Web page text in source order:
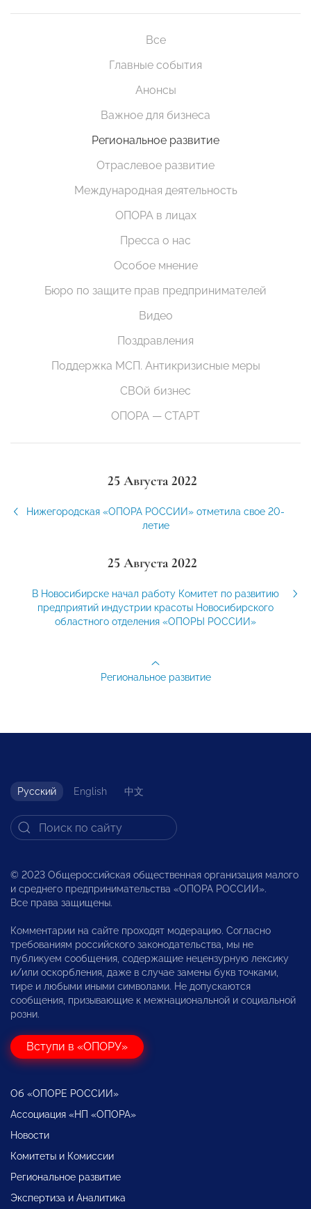
Все
Главные события
Анонсы
Важное для бизнеса
Региональное развитие
Отраслевое развитие
Международная деятельность
ОПОРА в лицах
Пресса о нас
Особое мнение
Бюро по защите прав предпринимателей
Видео
Поздравления
Поддержка МСП. Антикризисные меры
СВОй бизнес
ОПОРА — СТАРТ
25 Августа 2022
Нижегородская «ОПОРА РОССИИ» отметила свое 20-
летие
25 Августа 2022
В Новосибирске начал работу Комитет по развитию
предприятий индустрии красоты Новосибирского
областного отделения «ОПОРЫ РОССИИ»
Региональное развитие
Русский English 中文
© 2023 Общероссийская общественная организация малого
и среднего предпринимательства «ОПОРА РОССИИ».
Все права защищены.
Комментарии на сайте проходят модерацию. Согласно
требованиям российского законодательства, мы не
публикуем сообщения, содержащие нецензурную лексику
и/или оскорбления, даже в случае замены букв точками,
тире и любыми иными символами. Не допускаются
сообщения, призывающие к межнациональной и социальной
розни.
Вступи в «ОПОРУ»
Об «ОПОРЕ РОССИИ»
Ассоциация «НП «ОПОРА»
Новости
Комитеты и Комиссии
Региональное развитие
Экспертиза и Аналитика